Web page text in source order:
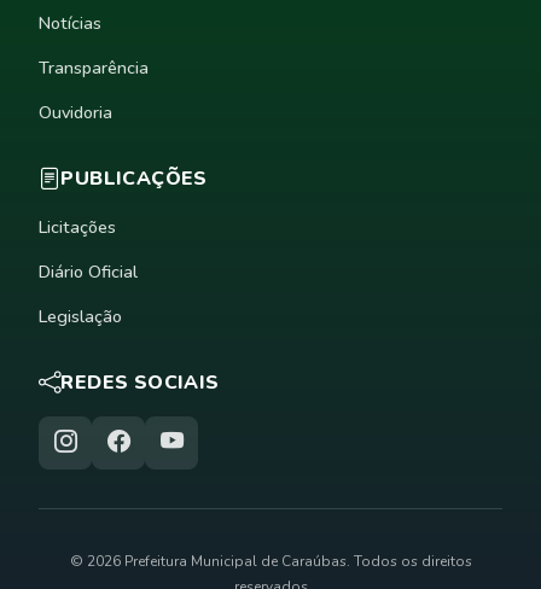
Notícias
Transparência
Ouvidoria
PUBLICAÇÕES
Licitações
Diário Oficial
Legislação
REDES SOCIAIS
© 2026 Prefeitura Municipal de Caraúbas. Todos os direitos